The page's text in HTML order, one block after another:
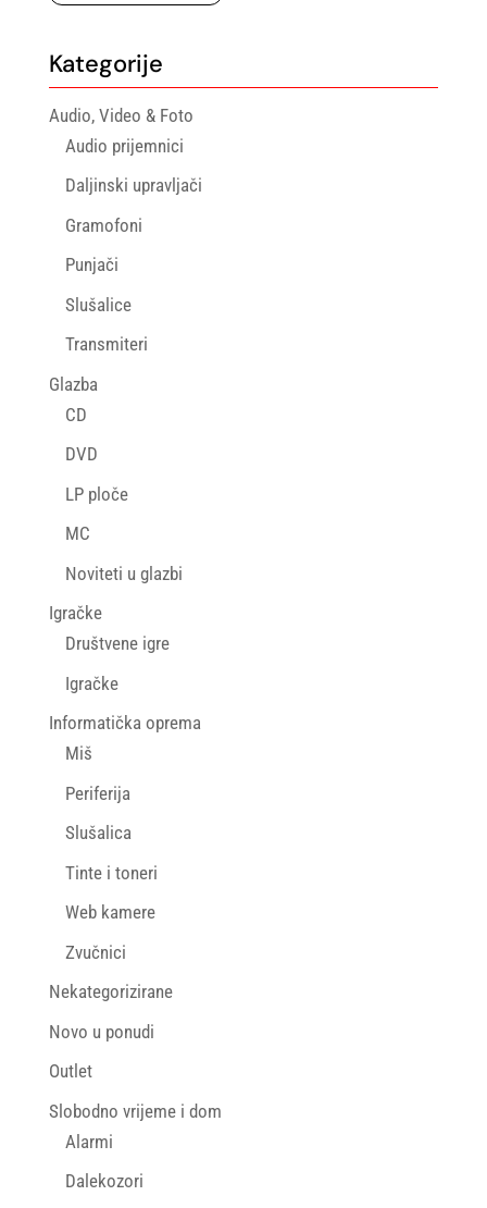
Kategorije
Audio, Video & Foto
Audio prijemnici
Daljinski upravljači
Gramofoni
Punjači
Slušalice
Transmiteri
Glazba
CD
DVD
LP ploče
MC
Noviteti u glazbi
Igračke
Društvene igre
Igračke
Informatička oprema
Miš
Periferija
Slušalica
Tinte i toneri
Web kamere
Zvučnici
Nekategorizirane
Novo u ponudi
Outlet
Slobodno vrijeme i dom
Alarmi
Dalekozori